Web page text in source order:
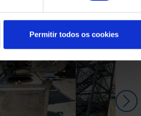
Permitir todos os cookies